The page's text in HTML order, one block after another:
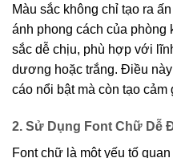
Màu sắc không chỉ tạo ra
ánh phong cách của phòng
sắc dễ chịu, phù hợp với
dương hoặc trắng. Điều
cáo nổi bật mà còn tạo
2. Sử Dụng Font Chữ Dễ
Font chữ là một yếu tố